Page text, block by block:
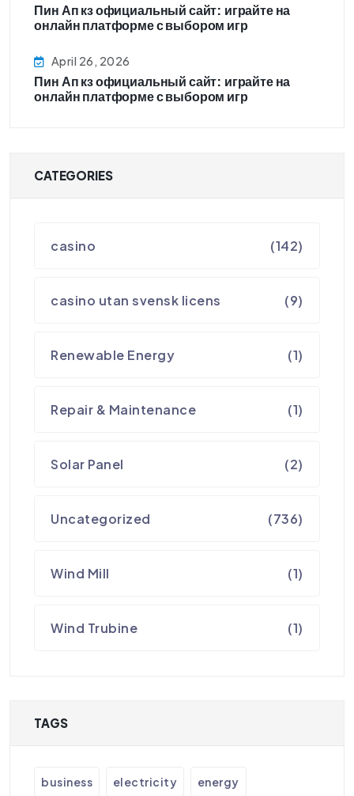
Пин Ап кз официальный сайт: играйте на
онлайн платформе с выбором игр
April 26, 2026
Пин Ап кз официальный сайт: играйте на
онлайн платформе с выбором игр
CATEGORIES
casino (142)
casino utan svensk licens (9)
Renewable Energy (1)
Repair & Maintenance (1)
Solar Panel (2)
Uncategorized (736)
Wind Mill (1)
Wind Trubine (1)
TAGS
business electricity energy